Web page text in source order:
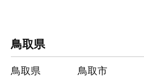
鳥取県
鳥取県 鳥取市